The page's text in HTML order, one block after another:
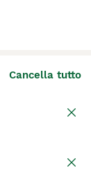
Cancella tutto